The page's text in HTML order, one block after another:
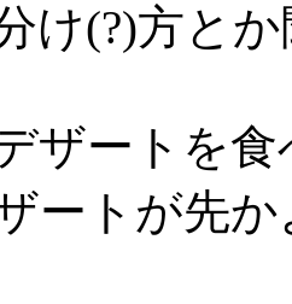
け(?)方と
ザートを
ザートが先